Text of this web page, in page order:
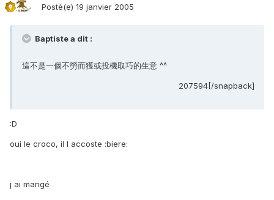
Posté(e) 19 janvier 2005
Baptiste a dit :
這不是一個不勞而獲或投機取巧的生意 ^^
207594[/snapback]
:D
oui le croco, il l accoste :biere:
j ai mangé